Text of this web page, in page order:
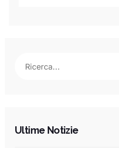
Ultime Notizie